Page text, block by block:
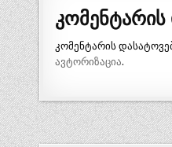
კომენტარის
ავტორიზაცია.